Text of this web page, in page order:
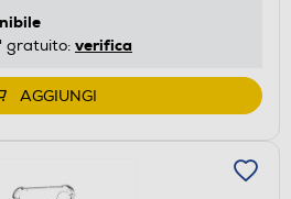
gratuito: verifica
AGGIUNGI